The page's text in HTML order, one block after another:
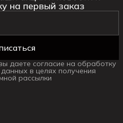
на первый заказ
даете согласие на обработку
в целях получения
рассылки